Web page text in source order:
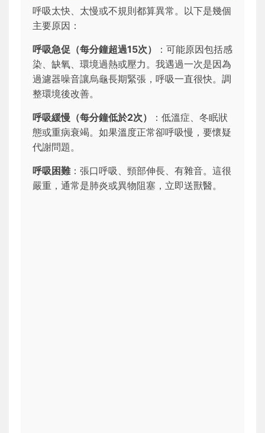
呼吸太快、太慢或不規則都算異常。以下是幾個
主要原因：
呼吸急促（每分鐘超過15次）
：可能原因包括感
染、缺氧、環境過熱或壓力。我遇過一次是因為
過濾器噪音讓烏龜長期緊張，呼吸一直很快。調
整環境後改善。
呼吸緩慢（每分鐘低於2次）
：低溫症、冬眠狀
態或重病衰竭。如果溫度正常卻呼吸慢，要懷疑
代謝問題。
呼吸困難：張口呼吸、頸部伸長、有雜音。這很
嚴重，通常是肺炎或異物阻塞，立即送獸醫。